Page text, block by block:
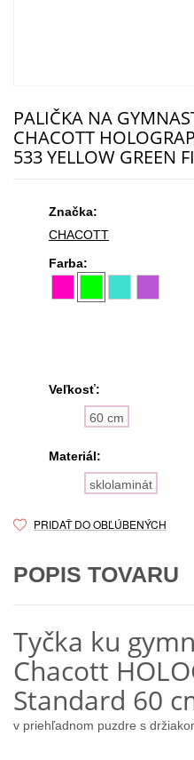
PALIČKA NA
CHACOTT
533 YELLOW GREEN
Značka:
CHACOTT
Farba:
Veľkosť:
60 cm
Materiál:
sklolaminát
PRIDAŤ DO OBĽÚBENÝCH
POPIS TOVARU
Tyčka ku
Chacott
Standard 60
v priehľadnom puzdre s